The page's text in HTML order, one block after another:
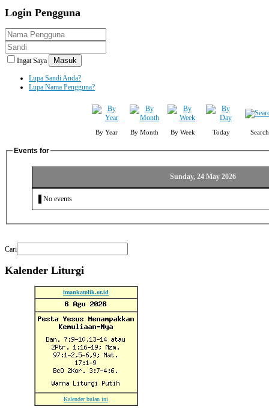
Login Pengguna
Ingat Saya Masuk
Lupa Sandi Anda?
Lupa Nama Pengguna?
By Year By Month By Week Today Search
Events for
Sunday, 24 May 2026
No events
Cari
Kalender Liturgi
imankatolik.or.id
Kalender bulan ini